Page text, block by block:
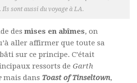
Ils sont aussi du voyage à LA.
desmises en abîmes, on
aller affirmer que toute sa
sur ce principe. C’était
ressorts de Garth
mais dans Toast of Tinseltown,